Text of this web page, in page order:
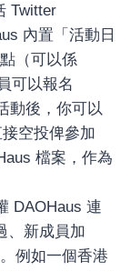
Twitter
內置「活動日
（可以係
可以報名
動後，你可以
空投俾參加
檔案，作為
DAOHaus 連
、新成員加
例如一個香港